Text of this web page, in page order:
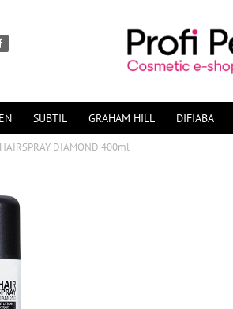
SUBTIL GRAHAM HILL DIFIABA
DIAMOND 400ml